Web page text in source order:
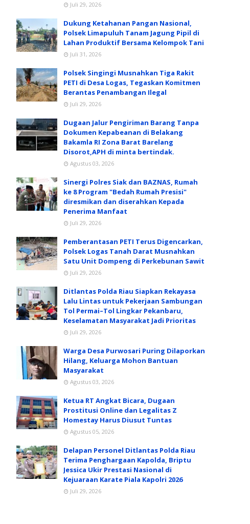
Juli 29, 2026
Dukung Ketahanan Pangan Nasional,
Polsek Limapuluh Tanam Jagung Pipil di
Lahan Produktif Bersama Kelompok Tani
Juli 31, 2026
Polsek Singingi Musnahkan Tiga Rakit
PETI di Desa Logas, Tegaskan Komitmen
Berantas Penambangan Ilegal
Juli 29, 2026
Dugaan Jalur Pengiriman Barang Tanpa
Dokumen Kepabeanan di Belakang
Bakamla RI Zona Barat Barelang
Disorot,APH di minta bertindak.
Agustus 03, 2026
Sinergi Polres Siak dan BAZNAS, Rumah
ke 8 Program "Bedah Rumah Presisi"
diresmikan dan diserahkan Kepada
Penerima Manfaat
Juli 29, 2026
Pemberantasan PETI Terus Digencarkan,
Polsek Logas Tanah Darat Musnahkan
Satu Unit Dompeng di Perkebunan Sawit
Juli 29, 2026
Ditlantas Polda Riau Siapkan Rekayasa
Lalu Lintas untuk Pekerjaan Sambungan
Tol Permai–Tol Lingkar Pekanbaru,
Keselamatan Masyarakat Jadi Prioritas
Juli 29, 2026
Warga Desa Purwosari Puring Dilaporkan
Hilang, Keluarga Mohon Bantuan
Masyarakat
Agustus 03, 2026
Ketua RT Angkat Bicara, Dugaan
Prostitusi Online dan Legalitas Z
Homestay Harus Diusut Tuntas
Agustus 05, 2026
Delapan Personel Ditlantas Polda Riau
Terima Penghargaan Kapolda, Briptu
Jessica Ukir Prestasi Nasional di
Kejuaraan Karate Piala Kapolri 2026
Juli 29, 2026